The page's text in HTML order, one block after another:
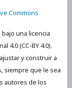
Commons
una licencia
4.0 (CC-BY 4.0).
y construir a
siempre que le sea
autores de los